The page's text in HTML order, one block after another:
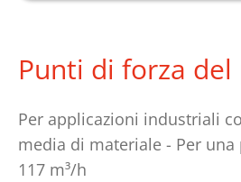
Punti di forza
Per applicazioni industriali
media di materiale - Per
117 m³/h